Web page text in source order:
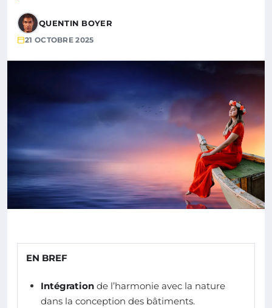
QUENTIN BOYER
21 OCTOBRE 2025
EN BREF
Intégration de l’harmonie avec la nature
dans la conception des bâtiments.